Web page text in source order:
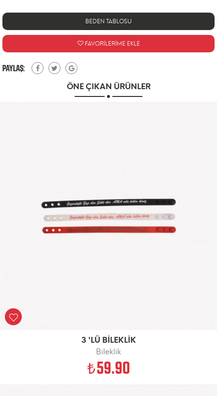
BEDEN TABLOSU
FAVORİLERİME EKLE
PAYLAŞ:
ÖNE ÇIKAN ÜRÜNLER
3 'LÜ BİLEKLİK
Bileklik
59.90